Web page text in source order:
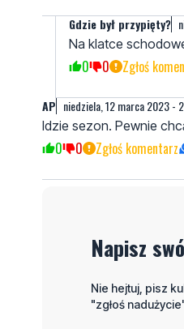
Gdzie był przypięty?
Na klatce
0 0 Zgłoś
AP niedziela, 12 marca 2023 -
Idzie sezon. Pewnie
0 0 Zgłoś komentarz
Napisz
Nie hejtuj, pisz
"zgłoś